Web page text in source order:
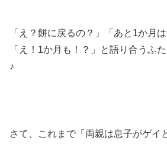
「え？餅に戻るの？」「あと1か月
「え！1か月も！？」と語り合うふ
♪
さて、これまで「両親は息子がゲイ